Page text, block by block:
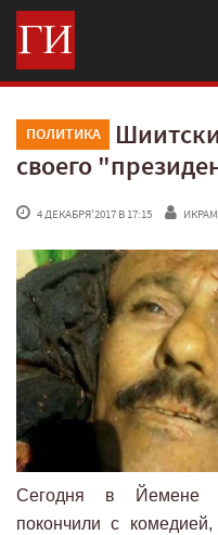
ПОЛИТИКА
своего
4 ДЕКАБРЯ'2017 В 17:15
Сегодня в Йемене
покончили с